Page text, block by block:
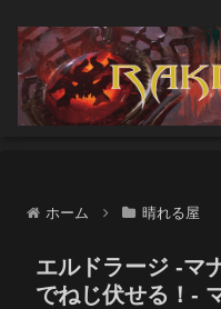
ホーム 晴れる屋
エルドラージ -マ
でねじ伏せる！-